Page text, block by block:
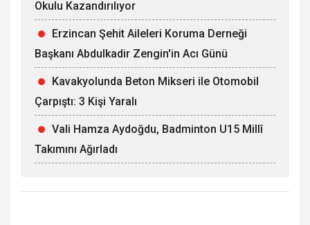
Okulu Kazandırılıyor
Erzincan Şehit Aileleri Koruma Derneği
Başkanı Abdulkadir Zengin'in Acı Günü
Kavakyolunda Beton Mikseri ile Otomobil
Çarpıştı: 3 Kişi Yaralı
Vali Hamza Aydoğdu, Badminton U15 Millî
Takımını Ağırladı